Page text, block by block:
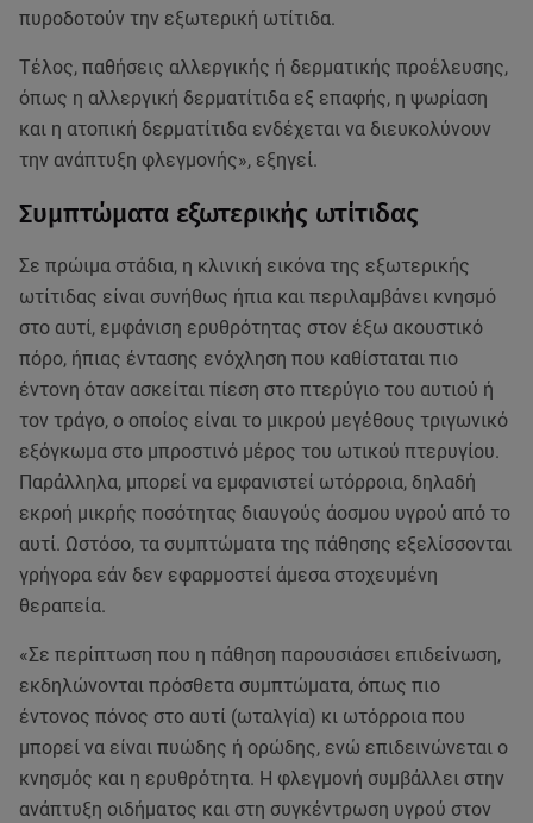
πυροδοτούν την εξωτερική ωτίτιδα.
Τέλος, παθήσεις αλλεργικής ή δερματικής προέλευσης,
όπως η αλλεργική δερματίτιδα εξ επαφής, η ψωρίαση
και η ατοπική δερματίτιδα ενδέχεται να διευκολύνουν
την ανάπτυξη φλεγμονής», εξηγεί.
Συμπτώματα εξωτερικής ωτίτιδας
Σε πρώιμα στάδια, η κλινική εικόνα της εξωτερικής
ωτίτιδας είναι συνήθως ήπια και περιλαμβάνει κνησμό
στο αυτί, εμφάνιση ερυθρότητας στον έξω ακουστικό
πόρο, ήπιας έντασης ενόχληση που καθίσταται πιο
έντονη όταν ασκείται πίεση στο πτερύγιο του αυτιού ή
τον τράγο, ο οποίος είναι το μικρού μεγέθους τριγωνικό
εξόγκωμα στο μπροστινό μέρος του ωτικού πτερυγίου.
Παράλληλα, μπορεί να εμφανιστεί ωτόρροια, δηλαδή
εκροή μικρής ποσότητας διαυγούς άοσμου υγρού από το
αυτί. Ωστόσο, τα συμπτώματα της πάθησης εξελίσσονται
γρήγορα εάν δεν εφαρμοστεί άμεσα στοχευμένη
θεραπεία.
«Σε περίπτωση που η πάθηση παρουσιάσει επιδείνωση,
εκδηλώνονται πρόσθετα συμπτώματα, όπως πιο
έντονος πόνος στο αυτί (ωταλγία) κι ωτόρροια που
μπορεί να είναι πυώδης ή ορώδης, ενώ επιδεινώνεται ο
κνησμός και η ερυθρότητα. Η φλεγμονή συμβάλλει στην
ανάπτυξη οιδήματος και στη συγκέντρωση υγρού στον